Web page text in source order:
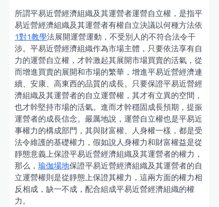
所謂平易近營經濟組織及其運營者運營自立權，是指平
易近營經濟組織及其運營者有權自立決議以何種方法依
1對1教學法展開運營運動，不受別人的不符合法令干
涉。平易近營經濟組織作為市場主體，只要依法享有自
力的運營自立權，才幹激起其展開市場買賣的活氣，從
而增進買賣的展開和市場的繁華，增進平易近營經濟連
續、安康、高東西的品質的成長。只要保證平易近營經
濟組織及其運營者的自立運營權，其才有立異的空間，
也才幹堅持市場的活氣。進而才幹穩固成長預期，提振
運營者的成長信念。嚴厲地說，運營自立權也是平易近
事權力的構成部門，其與財富權、人身權一樣，都是受
法令維護的基礎權力，假如說人身權力和財富權益是從
靜態意義上保證平易近營經濟組織及其運營者的權力，
那么， 瑜伽場地保證平易近營經濟組織及其運營者的自
立運營權則是從靜態上保證其權力，這兩方面的權力相
反相成，缺一不成，配合組成平易近營經濟組織的權
力。